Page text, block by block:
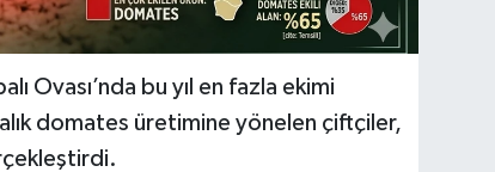
Ovası’nda bu yıl en fazla ekimi
domates üretimine yönelen çiftçiler,